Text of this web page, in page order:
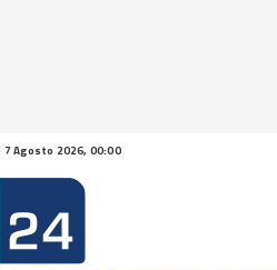
7 Agosto 2026, 00:00